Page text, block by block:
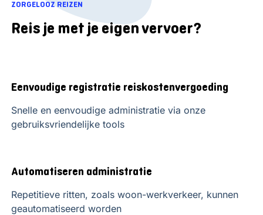
ZORGELOOZ REIZEN
Reis je met je eigen vervoer?
Eenvoudige registratie reiskostenvergoeding
Snelle en eenvoudige administratie via onze
gebruiksvriendelijke tools
Automatiseren administratie
Repetitieve ritten, zoals woon-werkverkeer, kunnen
geautomatiseerd worden